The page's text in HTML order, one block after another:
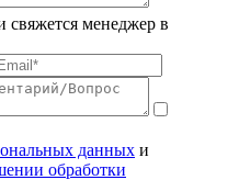
менеджер в
данных и
обработки